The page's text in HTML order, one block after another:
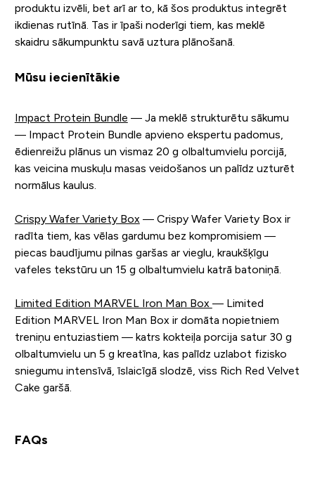
produktu izvēli, bet arī ar to, kā šos produktus integrēt
ikdienas rutīnā. Tas ir īpaši noderīgi tiem, kas meklē
skaidru sākumpunktu savā uztura plānošanā.
Mūsu iecienītākie
Impact Protein Bundle — Ja meklē strukturētu sākumu
— Impact Protein Bundle apvieno ekspertu padomus,
ēdienreižu plānus un vismaz 20 g olbaltumvielu porcijā,
kas veicina muskuļu masas veidošanos un palīdz uzturēt
normālus kaulus.
Crispy Wafer Variety Box— Crispy Wafer Variety Box ir
radīta tiem, kas vēlas gardumu bez kompromisiem —
piecas baudījumu pilnas garšas ar vieglu, kraukšķīgu
vafeles tekstūru un 15 g olbaltumvielu katrā batoniņā.
Limited Edition MARVEL Iron Man Box — Limited
Edition MARVEL Iron Man Box ir domāta nopietniem
treniņu entuziastiem — katrs kokteiļa porcija satur 30 g
olbaltumvielu un 5 g kreatīna, kas palīdz uzlabot fizisko
sniegumu intensīvā, īslaicīgā slodzē, viss Rich Red Velvet
Cake garšā.
FAQs